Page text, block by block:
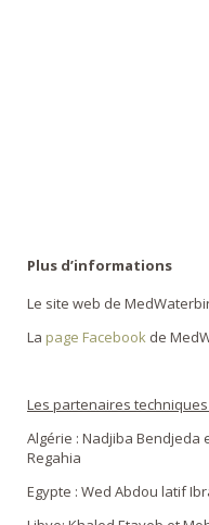
Plus d’informations
Le site web de
La page Facebook de
Les partenaires techniques
Algérie : Nadjiba Bendjeda
Regahia
Egypte : Wed Abdou latif